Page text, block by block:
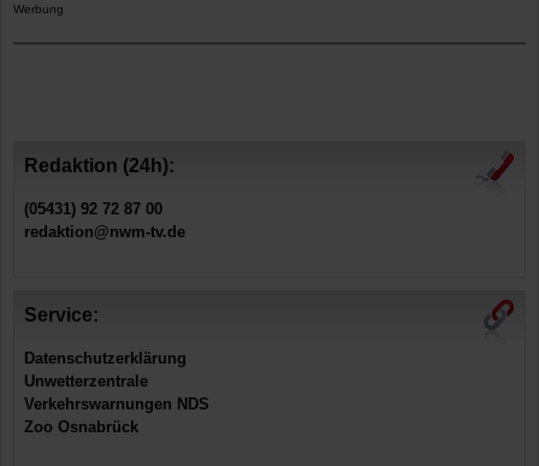
Werbung
Redaktion (24h):
(05431) 92 72 87 00
redaktion@nwm-tv.de
Service:
Datenschutzerklärung
Unwetterzentrale
Verkehrswarnungen NDS
Zoo Osnabrück